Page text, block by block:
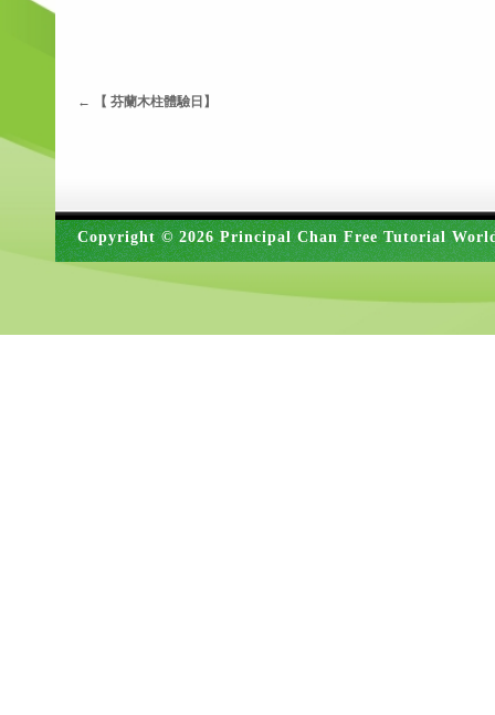
← 【 芬蘭木柱體驗日】
Copyright © 2026 Principal Chan Free Tutorial